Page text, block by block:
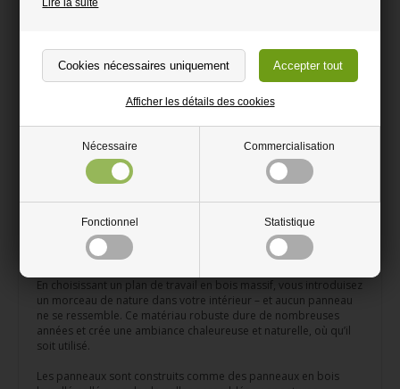
Lire la suite
Nécessaire Commercialisation
Fonctionnel Statistique
Afficher les détails des cookies
Découpé selon vos dimensions exactes.
Épaisseur : 30 mm.
Plans de travail en bois massif – chaque panneau avec
son propre caractère
En choisissant un plan de travail en bois massif, vous introduisez
un morceau de nature dans votre intérieur – et aucun panneau
ne se ressemble. Ce matériau robuste dure de nombreuses
années et crée une ambiance chaleureuse et naturelle, où qu’il
soit utilisé.
Les panneaux sont construits comme des panneaux en bois